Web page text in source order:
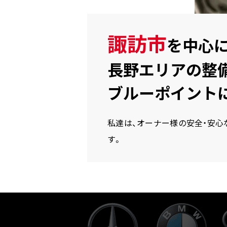
諏訪市を中心
長野エリアの整
ブルーポイント
私達は、オーナー様の安全・安
す。